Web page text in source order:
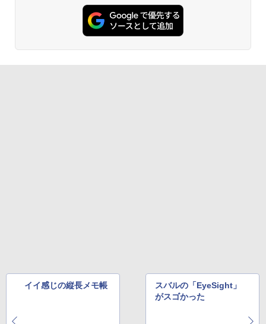
イイ感じの縦長メモ帳
スバルの「EyeSight」
がスゴかった